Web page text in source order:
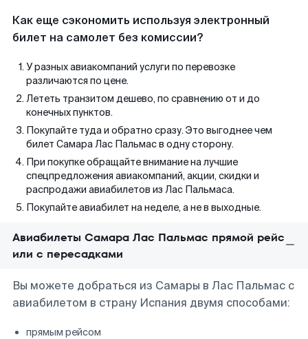
Как еще сэкономить используя электронный
билет на самолет без комиссии?
У разных авиакомпаний услуги по перевозке
различаются по цене.
Лететь транзитом дешево, по сравнению от и до
конечных пунктов.
Покупайте туда и обратно сразу. Это выгоднее чем
билет Самара Лас Пальмас в одну сторону.
При покупке обращайте внимание на лучшие
спецпредложения авиакомпаний, акции, скидки и
распродажи авиабилетов из Лас Пальмаса.
Покупайте авиабилет на неделе, а не в выходные.
Авиабилеты Самара Лас Пальмас прямой рейс
или с пересадками
Вы можете добраться из Самары в Лас Пальмас с
авиабилетом в страну Испания двумя способами:
прямым рейсом